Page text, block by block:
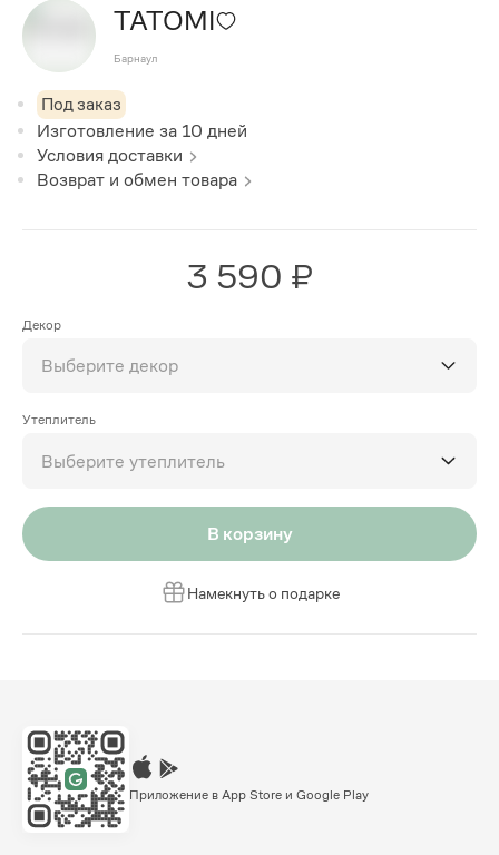
TATOMI
Барнаул
Под заказ
Изготовление за 10 дней
Условия доставки
Возврат и обмен товара
3 590 ₽
Декор
Выберите декор
Утеплитель
Выберите утеплитель
В корзину
Намекнуть о подарке
Приложение в App Store и Google Play